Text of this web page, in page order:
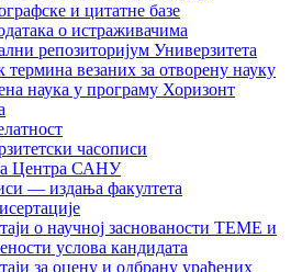
и цитатне базе
о истраживачима
репозиторијум Универзитета
термина везаних за отворену науку
наука у програму Хоризонт
часописи
Центра САНУ
— издања факултета
о научној заснованости ТЕМЕ и
услова кандидата
за оцену и одбрану урађених